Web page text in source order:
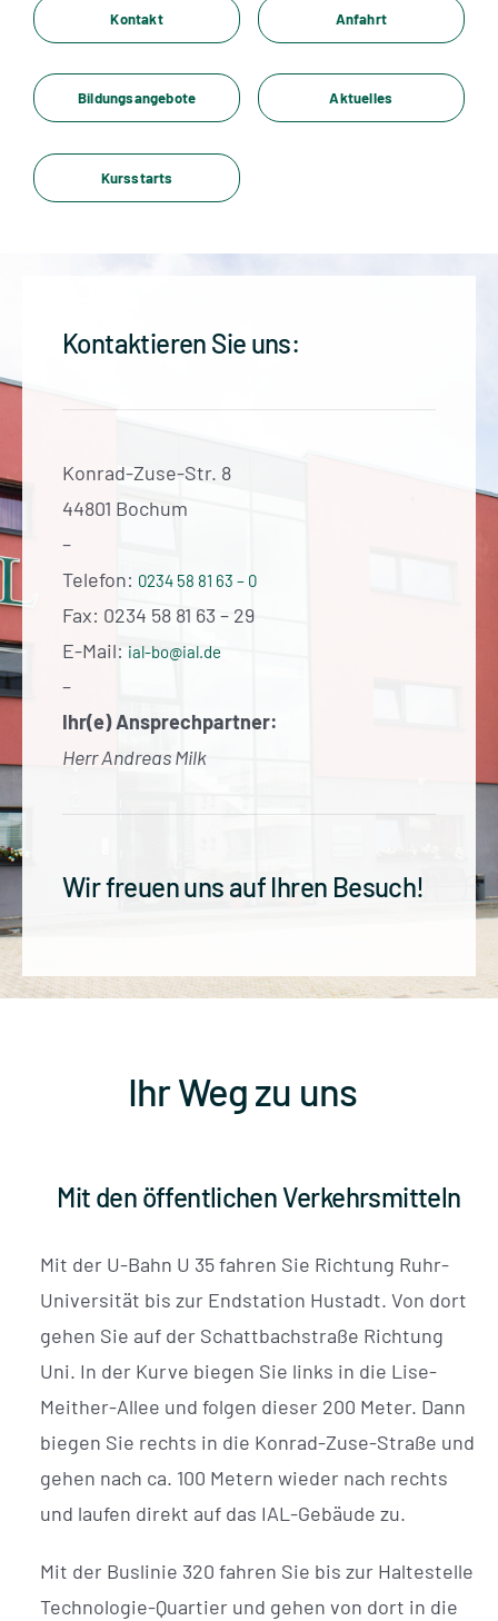
Standorte
Jobs
Kontakt Anfahrt
Bildungsangebote Aktuelles
Kursstarts
Kontaktieren Sie uns:
Konrad-Zuse-Str. 8
44801 Bochum
–
Telefon: 0234 58 81 63 – 0
Fax: 0234 58 81 63 – 29
E-Mail: ial-bo@ial.de
–
Ihr(e) Ansprechpartner:
Herr Andreas Milk
Wir freuen uns auf Ihren Besuch!
Ihr Weg zu uns
Mit den öffentlichen Verkehrsmitteln
Mit der U-Bahn U 35 fahren Sie Richtung Ruhr-
Universität bis zur Endstation Hustadt. Von dort
gehen Sie auf der Schattbachstraße Richtung
Uni. In der Kurve biegen Sie links in die Lise-
Meither-Allee und folgen dieser 200 Meter. Dann
biegen Sie rechts in die Konrad-Zuse-Straße und
gehen nach ca. 100 Metern wieder nach rechts
und laufen direkt auf das IAL-Gebäude zu.
Mit der Buslinie 320 fahren Sie bis zur Haltestelle
Technologie-Quartier und gehen von dort in die